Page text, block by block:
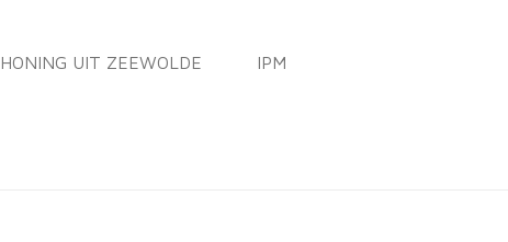
HONING UIT ZEEWOLDE IPM